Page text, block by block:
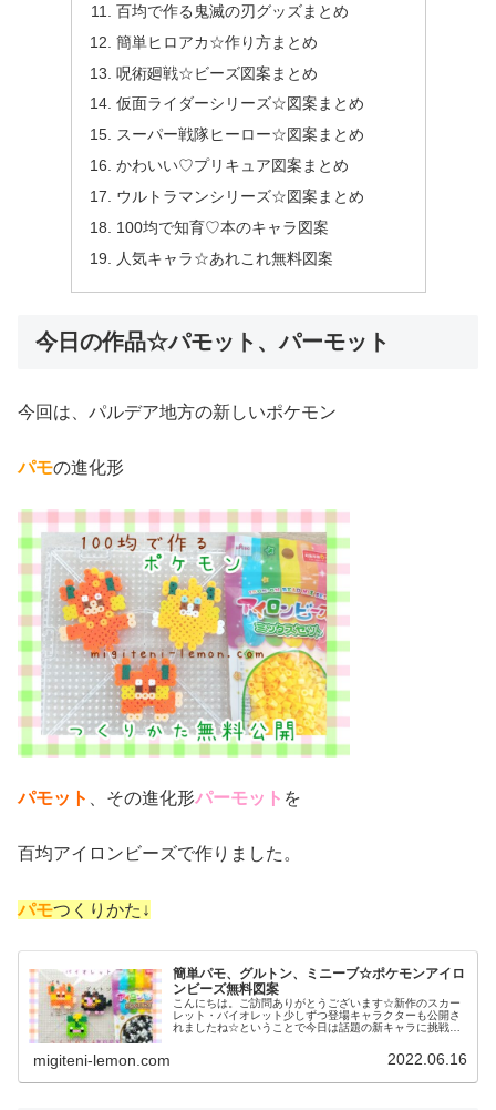
百均で作る鬼滅の刃グッズまとめ
簡単ヒロアカ☆作り方まとめ
呪術廻戦☆ビーズ図案まとめ
仮面ライダーシリーズ☆図案まとめ
スーパー戦隊ヒーロー☆図案まとめ
かわいい♡プリキュア図案まとめ
ウルトラマンシリーズ☆図案まとめ
100均で知育♡本のキャラ図案
人気キャラ☆あれこれ無料図案
今日の作品☆パモット、パーモット
今回は、パルデア地方の新しいポケモン
パモの進化形
パモット 、その進化形パーモット を
百均アイロンビーズで作りました。
パモつくりかた↓
簡単パモ、グルトン、ミニーブ☆ポケモンアイロ
ンビーズ無料図案
こんにちは。ご訪問ありがとうございます☆新作のスカー
レット・バイオレット少しずつ登場キャラクターも公開さ
れましたね☆ということで今日は話題の新キャラに挑戦！
migiteni-lemon.com 2022.06.16